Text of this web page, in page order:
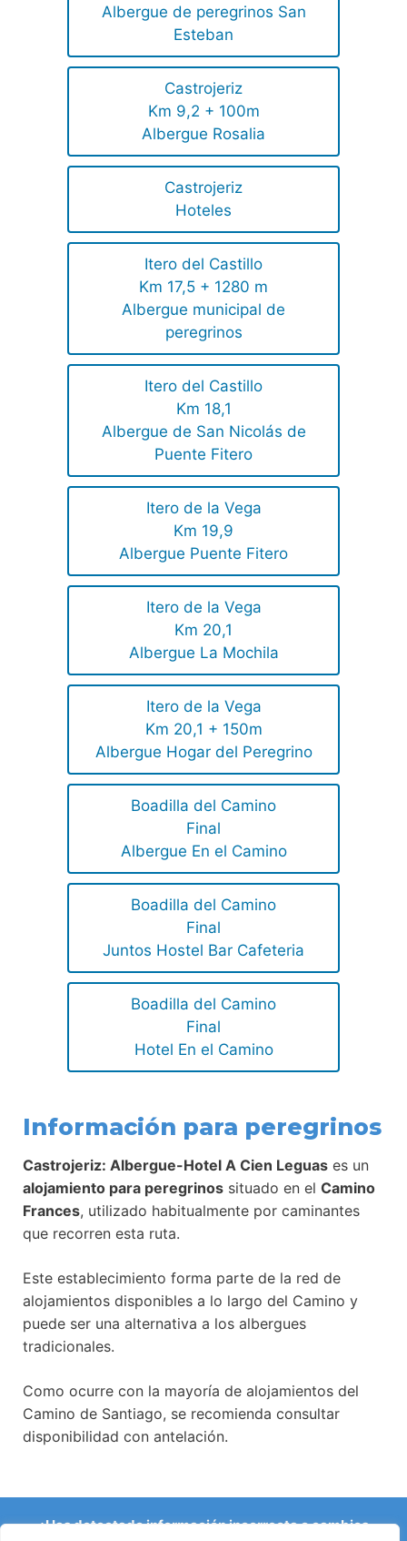
Albergue de peregrinos San
Esteban
Castrojeriz
Km 9,2 + 100m
Albergue Rosalia
Castrojeriz
Hoteles
Itero del Castillo
Km 17,5 + 1280 m
Albergue municipal de
peregrinos
Itero del Castillo
Km 18,1
Albergue de San Nicolás de
Puente Fitero
Itero de la Vega
Km 19,9
Albergue Puente Fitero
Itero de la Vega
Km 20,1
Albergue La Mochila
Itero de la Vega
Km 20,1 + 150m
Albergue Hogar del Peregrino
Boadilla del Camino
Final
Albergue En el Camino
Boadilla del Camino
Final
Juntos Hostel Bar Cafeteria
Boadilla del Camino
Final
Hotel En el Camino
Información para peregrinos
Castrojeriz: Albergue-Hotel A Cien Leguas es un
alojamiento para peregrinos situado en el Camino
Frances, utilizado habitualmente por caminantes
que recorren esta ruta.
Este establecimiento forma parte de la red de
alojamientos disponibles a lo largo del Camino y
puede ser una alternativa a los albergues
tradicionales.
Como ocurre con la mayoría de alojamientos del
Camino de Santiago, se recomienda consultar
disponibilidad con antelación.
¿Has detectado información incorrecta o cambios